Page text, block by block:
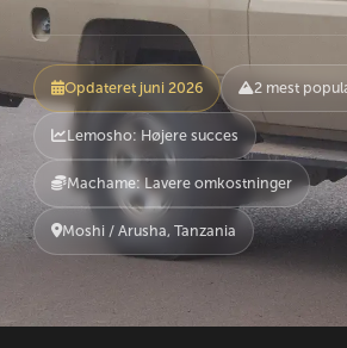
Opdateret juni 2026 2 mest
Lemosho: Højere succes
Machame: Lavere omkostninger
Moshi / Arusha, Tanzania